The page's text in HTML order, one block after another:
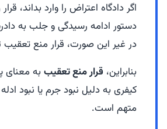
اگر دادگاه اعتراض را وارد بداند،
دستور ادامه رسیدگی و جلب به
در غیر این صورت، قرار منع تعقیب
بنابراین، قرار منع تعقیببه معنای
کیفری به دلیل نبود جرم یا نبود
متهم است.